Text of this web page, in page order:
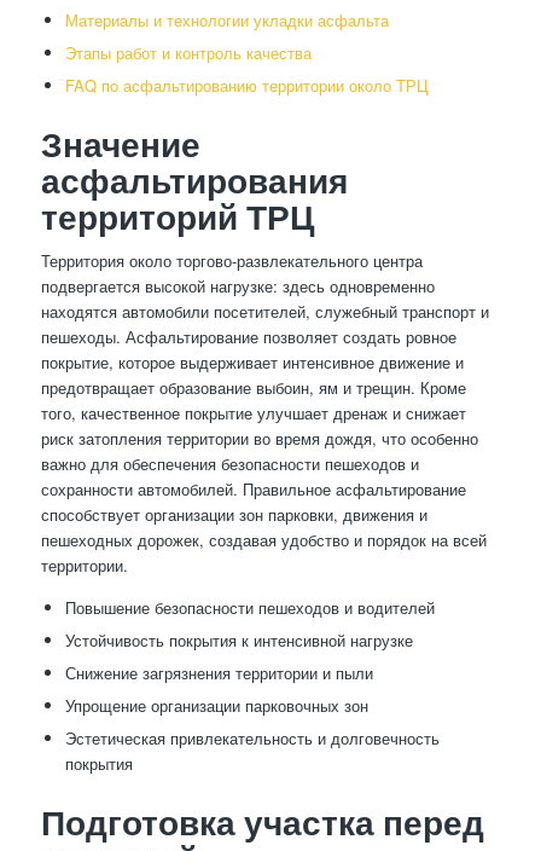
Материалы и технологии укладки асфальта
Этапы работ и контроль качества
FAQ по асфальтированию территории около ТРЦ
Значение
асфальтирования
территорий ТРЦ
Территория около торгово-развлекательного центра
подвергается высокой нагрузке: здесь одновременно
находятся автомобили посетителей, служебный транспорт и
пешеходы. Асфальтирование позволяет создать ровное
покрытие, которое выдерживает интенсивное движение и
предотвращает образование выбоин, ям и трещин. Кроме
того, качественное покрытие улучшает дренаж и снижает
риск затопления территории во время дождя, что особенно
важно для обеспечения безопасности пешеходов и
сохранности автомобилей. Правильное асфальтирование
способствует организации зон парковки, движения и
пешеходных дорожек, создавая удобство и порядок на всей
территории.
Повышение безопасности пешеходов и водителей
Устойчивость покрытия к интенсивной нагрузке
Снижение загрязнения территории и пыли
Упрощение организации парковочных зон
Эстетическая привлекательность и долговечность
покрытия
Подготовка участка перед